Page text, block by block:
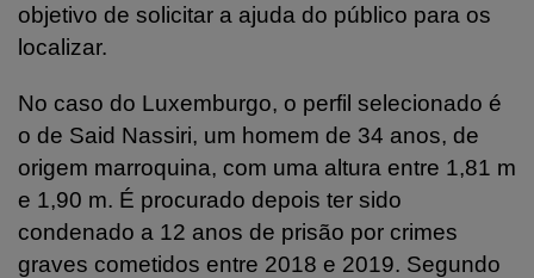
objetivo de solicitar a ajuda do público para os
localizar.
No caso do Luxemburgo, o perfil selecionado é
o de Said Nassiri, um homem de 34 anos, de
origem marroquina, com uma altura entre 1,81 m
e 1,90 m. É procurado depois ter sido
condenado a 12 anos de prisão por crimes
graves cometidos entre 2018 e 2019. Segundo